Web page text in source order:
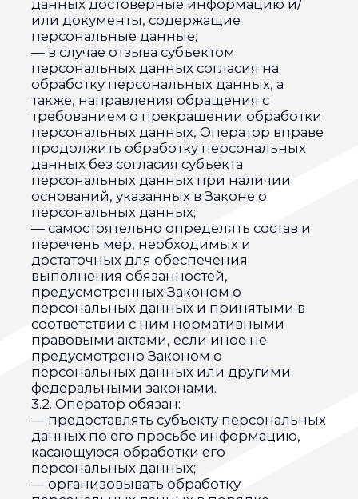
случаях, предусмотренных Законом о
персональных данных;
— исполнять иные обязанности,
предусмотренные Законом о
персональных данных.
4. Основные права и обязанности
субъектов персональных данных
4.1. Субъекты персональных данных
имеют право:
— получать информацию, касающуюся
обработки его персональных данных, за
исключением случаев, предусмотренных
федеральными законами. Сведения
предоставляются субъекту
персональных данных Оператором в
доступной форме, и в них не должны
содержаться персональные данные,
относящиеся к другим субъектам
персональных данных, за исключением
случаев, когда имеются законные
основания для раскрытия таких
персональных данных. Перечень
информации и порядок ее получения
установлен Законом о персональных
данных;
— требовать от оператора уточнения его
персональных данных, их блокирования
или уничтожения в случае, если
персональные данные являются
неполными, устаревшими, неточными,
незаконно полученными или не
являются необходимыми для
заявленной цели обработки, а также
принимать предусмотренные законом
меры по защите своих прав;
— выдвигать условие предварительного
согласия при обработке персональных
данных в целях продвижения на рынке
товаров, работ и услуг;
— на отзыв согласия на обработку
персональных данных, а также, на
направление требования о
прекращении обработки персональных